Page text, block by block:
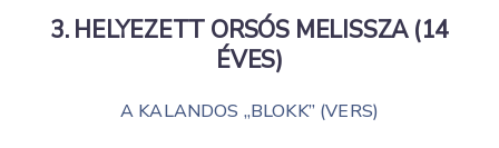
3. HELYEZETT ORSÓS MELISSZA (14
ÉVES)
A KALANDOS „BLOKK” (VERS)